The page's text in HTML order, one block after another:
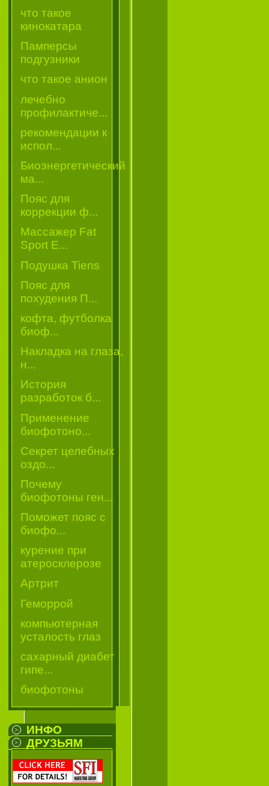
что такое
кинокатара
Памперсы
подгузники
что такое анион
лечебно
профилактиче...
рекомендации к
испол...
Биоэнергетический
ма...
Пояс для
коррекции ф...
Массажер Fat
Sport E...
Подушка Tiens
Пояс для
похудения П...
кофта, футболка
биоф...
Накладка на глаза,
н...
История
разработок б...
Применение
биофотоно...
Секрет целебных
оздо...
Почему
биофотоны ген...
Поможет пояс с
биофо...
курение при
атеросклерозе
Артрит
Геморрой
компьютерная
усталость глаз
сахарный диабет
гипе...
биофотоны
ИНФО
ДРУЗЬЯМ